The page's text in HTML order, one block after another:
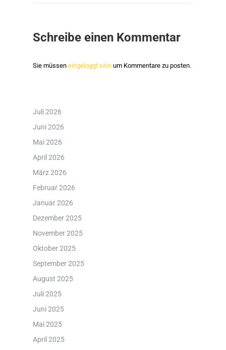
Schreibe einen Kommentar
Sie müssen eingeloggt seinum Kommentare zu posten.
Juli 2026
Juni 2026
Mai 2026
April 2026
März 2026
Februar 2026
Januar 2026
Dezember 2025
November 2025
Oktober 2025
September 2025
August 2025
Juli 2025
Juni 2025
Mai 2025
April 2025